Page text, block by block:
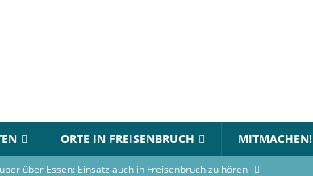
ORTE IN FREISENBRUCH MITMACHEN!
über Essen: Einsatz auch in Freisenbruch zu hören